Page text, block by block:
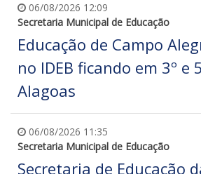
06/08/2026 12:09
Secretaria Municipal de Educação
Educação de Campo
no IDEB ficando em 3º e
Alagoas
06/08/2026 11:35
Secretaria Municipal de Educação
Secretaria de Educação